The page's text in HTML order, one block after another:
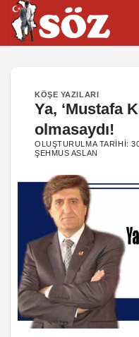
İçeriğe
atla
KÖŞE YAZILARI
Ya, ‘Mustafa
olmasaydı!
OLUŞTURULMA TARIHI:
ŞEHMUS ASLAN